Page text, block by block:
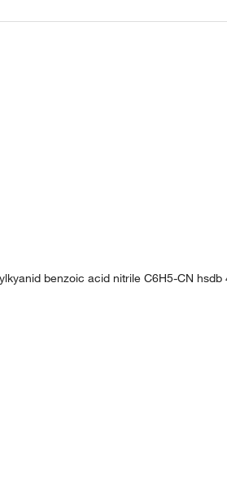
benzoic acid nitrile C6H5-CN hsdb